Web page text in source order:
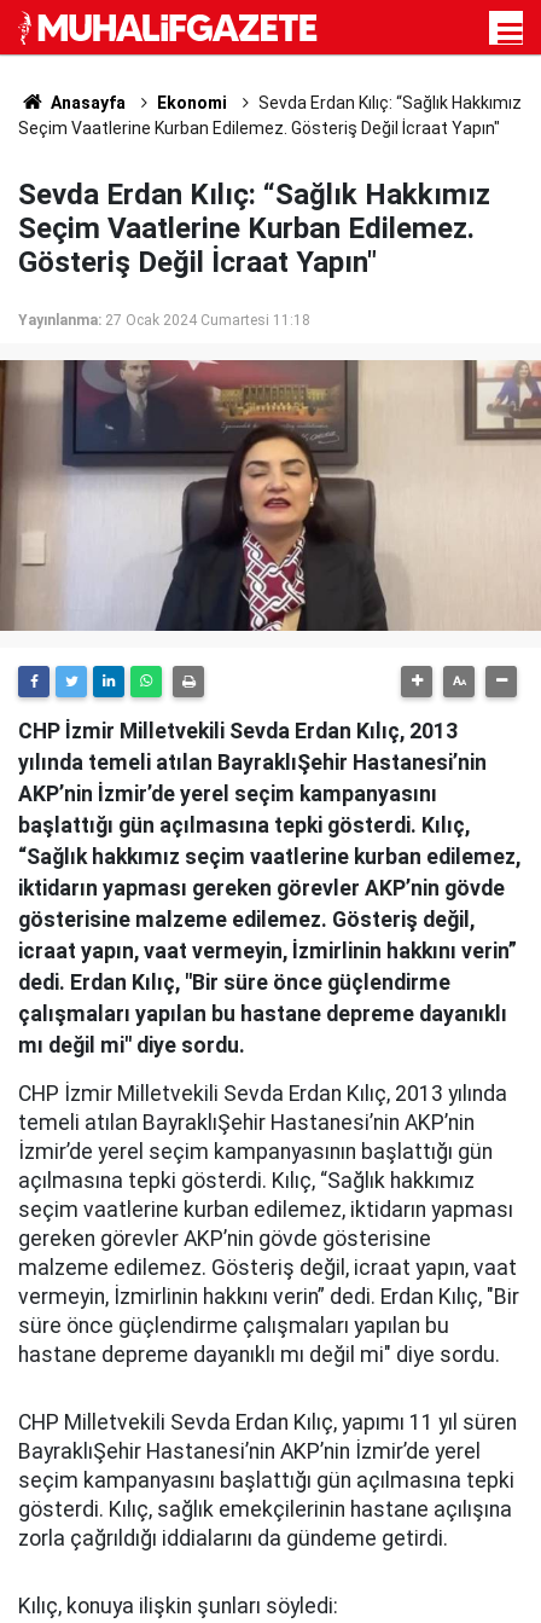
Anasayfa Ekonomi
Sevda Erdan Kılıç: “Sağlık Hakkımız
Seçim Vaatlerine Kurban Edilemez. Gösteriş Değil İcraat Yapın"
Sevda Erdan Kılıç: “Sağlık Hakkımız
Seçim Vaatlerine Kurban Edilemez.
Gösteriş Değil İcraat Yapın"
Yayınlanma: 27 Ocak 2024 Cumartesi 11:18
CHP İzmir Milletvekili Sevda Erdan Kılıç, 2013
yılında temeli atılan BayraklıŞehir Hastanesi’nin
AKP’nin İzmir’de yerel seçim kampanyasını
başlattığı gün açılmasına tepki gösterdi. Kılıç,
“Sağlık hakkımız seçim vaatlerine kurban edilemez,
iktidarın yapması gereken görevler AKP’nin gövde
gösterisine malzeme edilemez. Gösteriş değil,
icraat yapın, vaat vermeyin, İzmirlinin hakkını verin”
dedi. Erdan Kılıç, "Bir süre önce güçlendirme
çalışmaları yapılan bu hastane depreme dayanıklı
mı değil mi" diye sordu.
CHP İzmir Milletvekili Sevda Erdan Kılıç, 2013 yılında
temeli atılan BayraklıŞehir Hastanesi’nin AKP’nin
İzmir’de yerel seçim kampanyasının başlattığı gün
açılmasına tepki gösterdi. Kılıç, “Sağlık hakkımız
seçim vaatlerine kurban edilemez, iktidarın yapması
gereken görevler AKP’nin gövde gösterisine
malzeme edilemez. Gösteriş değil, icraat yapın, vaat
vermeyin, İzmirlinin hakkını verin” dedi. Erdan Kılıç, "Bir
süre önce güçlendirme çalışmaları yapılan bu
hastane depreme dayanıklı mı değil mi" diye sordu.
CHP Milletvekili Sevda Erdan Kılıç, yapımı 11 yıl süren
BayraklıŞehir Hastanesi’nin AKP’nin İzmir’de yerel
seçim kampanyasını başlattığı gün açılmasına tepki
gösterdi. Kılıç, sağlık emekçilerinin hastane açılışına
zorla çağrıldığı iddialarını da gündeme getirdi.
Kılıç, konuya ilişkin şunları söyledi: